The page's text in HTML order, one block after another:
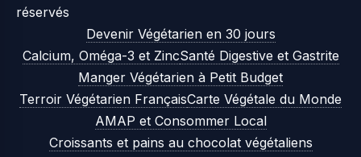
réservés
Devenir Végétarien en 30 jours
Calcium, Oméga-3 et ZincSanté Digestive et Gastrite
Manger Végétarien à Petit Budget
Terroir Végétarien FrançaisCarte Végétale du Monde
AMAP et Consommer Local
Croissants et pains au chocolat végétaliens